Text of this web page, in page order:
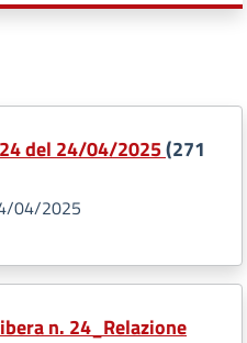
del 24/04/2025(271
04/2025
n. 24_Relazione